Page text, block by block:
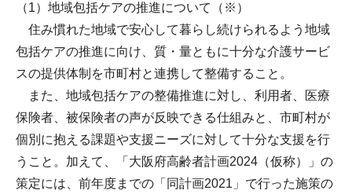
（1）地域包括ケアの推進について（※）
住み慣れた地域で安心して暮らし続けられるよう地域
包括ケアの推進に向け、質・量ともに十分な介護サービ
スの提供体制を市町村と連携して整備すること。
また、地域包括ケアの整備推進に対し、利用者、医療
保険者、被保険者の声が反映できる仕組みと、市町村が
個別に抱える課題や支援ニーズに対して十分な支援を行
うこと。加えて、「大阪府高齢者計画2024（仮称）」の
策定には、前年度までの「同計画2021」で行った施策の